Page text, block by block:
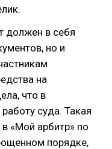
должен в себя
но и
на
что в
суда. Такая
«Мой арбитр» по
порядке,